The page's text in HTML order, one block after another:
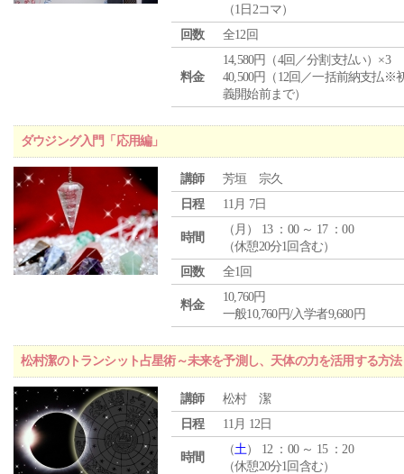
（1日2コマ）
回数
全12回
料金
14,580円（4回／分割支払い）×3
40,500円（12回／一括前納支払※
義開始前まで）
ダウジング入門「応用編」
講師
芳垣 宗久
日程
11月 7日
時間
（ 月 ） 13 ：00 ～ 17 ：00
（休憩20分1回含む）
回数
全1回
料金
10,760円
一般10,760円/入学者9,680円
松村潔のトランシット占星術～未来を予測し、天体の力を活用する方法
講師
松村 潔
日程
11月 12日
時間
（土） 12 ：00 ～ 15 ：20
（休憩20分1回含む）